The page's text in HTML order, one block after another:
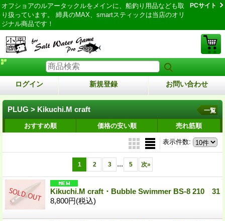
オフショアのルアータックルをメインに、船釣り用品なども取
り扱っています。 締具のMAX、smartスティックは当店のオリ
ジナル商品です！
PCサイト
ログイン 新規登録 お問い合わせ
PLUG > Kikuchi.M craft 一覧
おすすめ順 価格の安い順 売れ筋順
表示件数:
1 2 3 ... 5 次»
Kikuchi.M craft・Bubble Swimmer BS-8 210 31
8,800円(税込)